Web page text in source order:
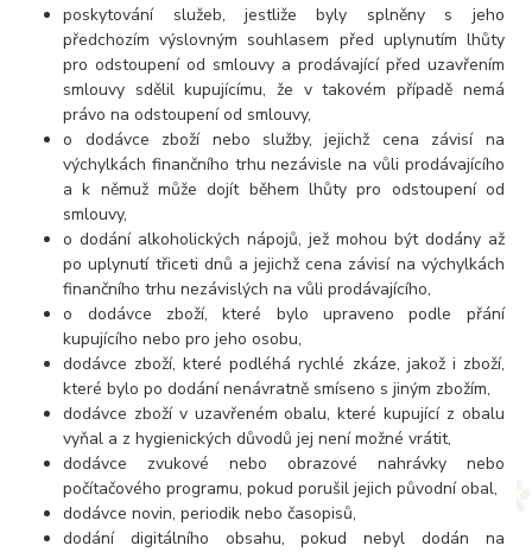
poskytování služeb, jestliže byly splněny s jeho
předchozím výslovným souhlasem před uplynutím lhůty
pro odstoupení od smlouvy a prodávající před uzavřením
smlouvy sdělil kupujícímu, že v takovém případě nemá
právo na odstoupení od smlouvy,
o dodávce zboží nebo služby, jejichž cena závisí na
výchylkách finančního trhu nezávisle na vůli prodávajícího
a k němuž může dojít během lhůty pro odstoupení od
smlouvy,
o dodání alkoholických nápojů, jež mohou být dodány až
po uplynutí třiceti dnů a jejichž cena závisí na výchylkách
finančního trhu nezávislých na vůli prodávajícího,
o dodávce zboží, které bylo upraveno podle přání
kupujícího nebo pro jeho osobu,
dodávce zboží, které podléhá rychlé zkáze, jakož i zboží,
které bylo po dodání nenávratně smíseno s jiným zbožím,
dodávce zboží v uzavřeném obalu, které kupující z obalu
vyňal a z hygienických důvodů jej není možné vrátit,
dodávce zvukové nebo obrazové nahrávky nebo
počítačového programu, pokud porušil jejich původní obal,
dodávce novin, periodik nebo časopisů,
dodání digitálního obsahu, pokud nebyl dodán na